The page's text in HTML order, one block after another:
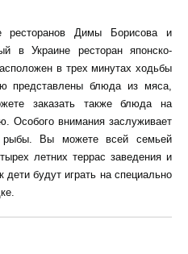
ресторанов Димы Борисова и
в Украине ресторан японско-
в трех минутах ходьбы
представлены блюда из мяса,
заказать также блюда на
Особого внимания заслуживает
рыбы. Вы можете всей семьей
летних террас заведения и
дети будут играть на специально